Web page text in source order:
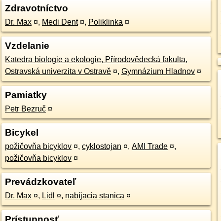
Zdravotníctvo
Dr. Max ¤, Medi Dent ¤, Poliklinka ¤
Vzdelanie
Katedra biologie a ekologie, Přírodovědecká fakulta,
Ostravská univerzita v Ostravě ¤, Gymnázium Hladnov ¤
Pamiatky
Petr Bezruč ¤
Bicykel
požičovňa bicyklov ¤, cyklostojan ¤, AMI Trade ¤,
požičovňa bicyklov ¤
Prevádzkovateľ
Dr. Max ¤, Lidl ¤, nabíjacia stanica ¤